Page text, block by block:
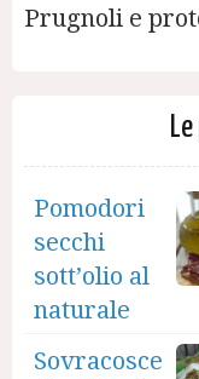
Prugnoli e
Pomodori
secchi
sott’olio al
naturale
Sovracosce